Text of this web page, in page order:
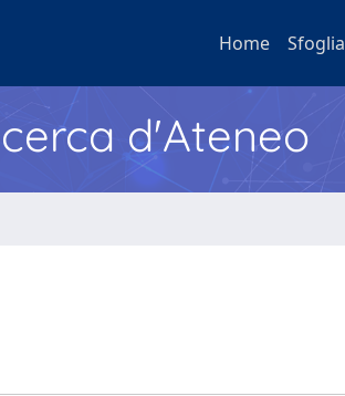
Home Sfoglia
d'Ateneo